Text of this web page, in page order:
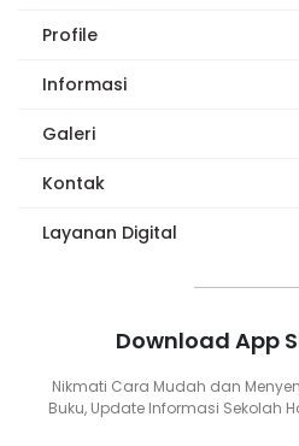
Profile
Informasi
Galeri
Kontak
Layanan Digital
Download App
Nikmati Cara Mudah dan
Buku, Update Informasi Sekolah